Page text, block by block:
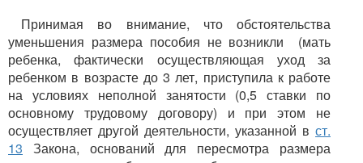
Принимая во внимание, что обстоятельства
уменьшения размера пособия не возникли (мать
ребенка, фактически осуществляющая уход за
ребенком в возрасте до 3 лет, приступила к работе
на условиях неполной занятости (0,5 ставки по
основному трудовому договору) и при этом не
осуществляет другой деятельности, указанной в ст.
13 Закона, оснований для пересмотра размера